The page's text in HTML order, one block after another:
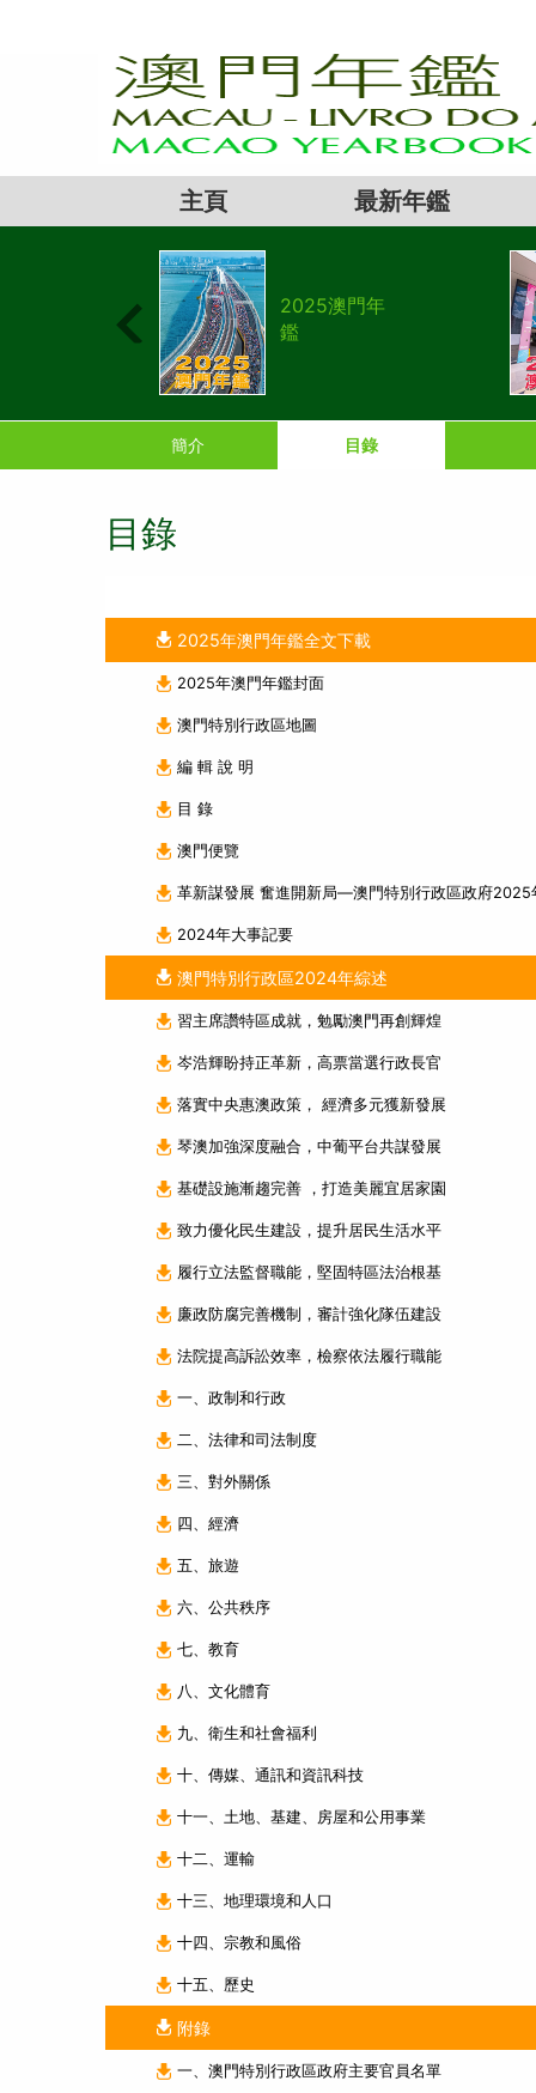
主頁 最新年鑑
2025澳門年
鑑
簡介 目錄
目錄
2025年澳門年鑑全文下載
2025年澳門年鑑封面
澳門特別行政區地圖
編 輯 說 明
目 錄
澳門便覽
革新謀發展 奮進開新局—澳門特別行政區政府2025
2024年大事記要
澳門特別行政區2024年綜述
習主席讚特區成就，勉勵澳門再創輝煌
岑浩輝盼持正革新，高票當選行政長官
落實中央惠澳政策， 經濟多元獲新發展
琴澳加強深度融合，中葡平台共謀發展
基礎設施漸趨完善 ，打造美麗宜居家園
致力優化民生建設，提升居民生活水平
履行立法監督職能，堅固特區法治根基
廉政防腐完善機制，審計強化隊伍建設
法院提高訴訟效率，檢察依法履行職能
一、政制和行政
二、法律和司法制度
三、對外關係
四、經濟
五、旅遊
六、公共秩序
七、教育
八、文化體育
九、衛生和社會福利
十、傳媒、通訊和資訊科技
十一、土地、基建、房屋和公用事業
十二、運輸
十三、地理環境和人口
十四、宗教和風俗
十五、歷史
附錄
一、澳門特別行政區政府主要官員名單